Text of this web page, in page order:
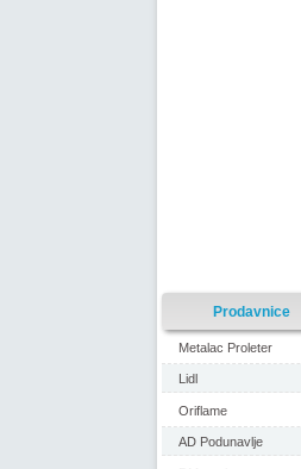
Prodavnice
Metalac Proleter
Lidl
Oriflame
AD Podunavlje